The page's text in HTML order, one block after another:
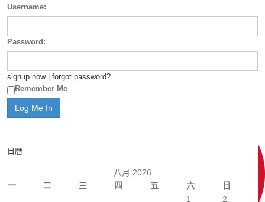
Username:
Password:
signup now| forgot password?
Remember Me
日曆
八月 2026
一
二 三 四 五 六 日
1
2